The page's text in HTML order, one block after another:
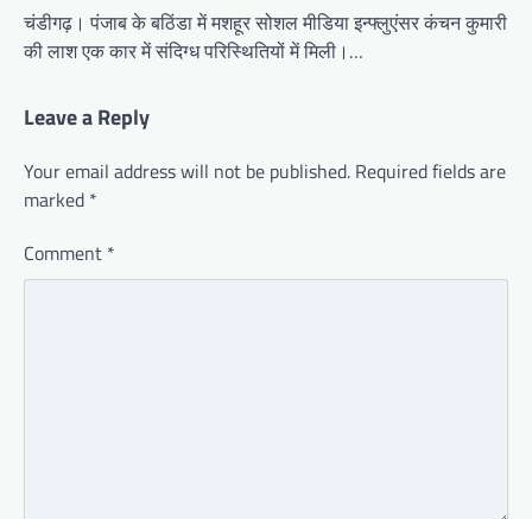
चंडीगढ़। पंजाब के बठिंडा में मशहूर सोशल मीडिया इन्फ्लुएंसर कंचन कुमारी
की लाश एक कार में संदिग्ध परिस्थितियों में मिली।…
Leave a Reply
Your email address will not be published. Required fields are
marked *
Comment *